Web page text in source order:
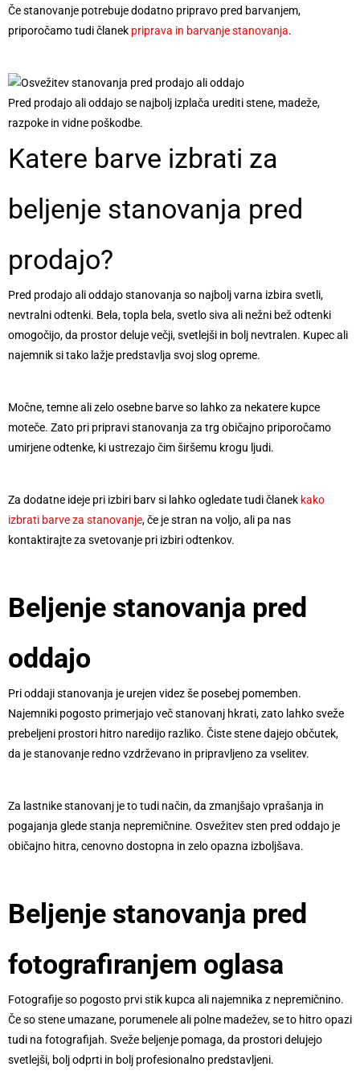
Če stanovanje potrebuje dodatno pripravo pred barvanjem,
priporočamo tudi članek priprava in barvanje stanovanja.
Pred prodajo ali oddajo se najbolj izplača urediti stene, madeže,
razpoke in vidne poškodbe.
Katere barve izbrati za
beljenje stanovanja pred
prodajo?
Pred prodajo ali oddajo stanovanja so najbolj varna izbira svetli,
nevtralni odtenki. Bela, topla bela, svetlo siva ali nežni bež odtenki
omogočijo, da prostor deluje večji, svetlejši in bolj nevtralen. Kupec ali
najemnik si tako lažje predstavlja svoj slog opreme.
Močne, temne ali zelo osebne barve so lahko za nekatere kupce
moteče. Zato pri pripravi stanovanja za trg običajno priporočamo
umirjene odtenke, ki ustrezajo čim širšemu krogu ljudi.
Za dodatne ideje pri izbiri barv si lahko ogledate tudi članek kako
izbrati barve za stanovanje, če je stran na voljo, ali pa nas
kontaktirajte za svetovanje pri izbiri odtenkov.
Beljenje stanovanja pred
oddajo
Pri oddaji stanovanja je urejen videz še posebej pomemben.
Najemniki pogosto primerjajo več stanovanj hkrati, zato lahko sveže
prebeljeni prostori hitro naredijo razliko. Čiste stene dajejo občutek,
da je stanovanje redno vzdrževano in pripravljeno za vselitev.
Za lastnike stanovanj je to tudi način, da zmanjšajo vprašanja in
pogajanja glede stanja nepremičnine. Osvežitev sten pred oddajo je
običajno hitra, cenovno dostopna in zelo opazna izboljšava.
Beljenje stanovanja pred
fotografiranjem oglasa
Fotografije so pogosto prvi stik kupca ali najemnika z nepremičnino.
Če so stene umazane, porumenele ali polne madežev, se to hitro opazi
tudi na fotografijah. Sveže beljenje pomaga, da prostori delujejo
svetlejši, bolj odprti in bolj profesionalno predstavljeni.